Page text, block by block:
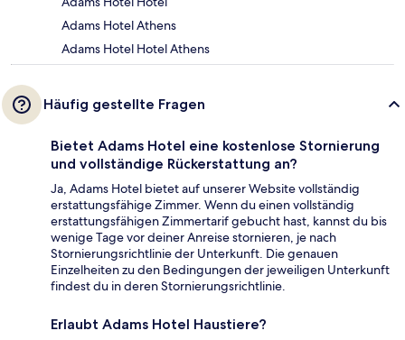
Adams Hotel Athens
Adams Hotel Hotel Athens
Häufig gestellte Fragen
Bietet Adams Hotel eine kostenlose Stornierung
und vollständige Rückerstattung an?
Ja, Adams Hotel bietet auf unserer Website vollständig
erstattungsfähige Zimmer. Wenn du einen vollständig
erstattungsfähigen Zimmertarif gebucht hast, kannst du bis
wenige Tage vor deiner Anreise stornieren, je nach
Stornierungsrichtlinie der Unterkunft. Die genauen
Einzelheiten zu den Bedingungen der jeweiligen Unterkunft
findest du in deren Stornierungsrichtlinie.
Erlaubt Adams Hotel Haustiere?